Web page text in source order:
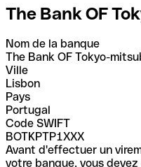
The Bank OF
Nom de la banque
The Bank OF Tokyo-
Ville
Lisbon
Pays
Portugal
Code SWIFT
BOTKPTP1XXX
Avant d'effectuer un
votre banque, vous